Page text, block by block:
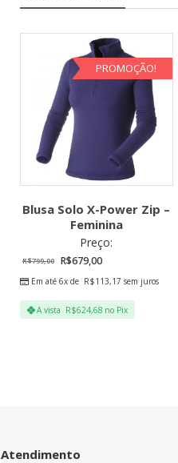
PROMOÇÃO!
Blusa Solo X-Power Zip –
Feminina
Preço:
R$799,00 R$679,00
Em até 6x de R$113,17 sem juros
A vista R$624,68 no Pix
Atendimento